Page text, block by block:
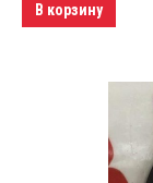
В корзину